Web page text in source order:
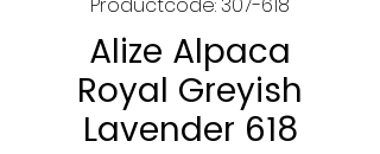
Alize Alpaca
Royal Greyish
Lavender 618